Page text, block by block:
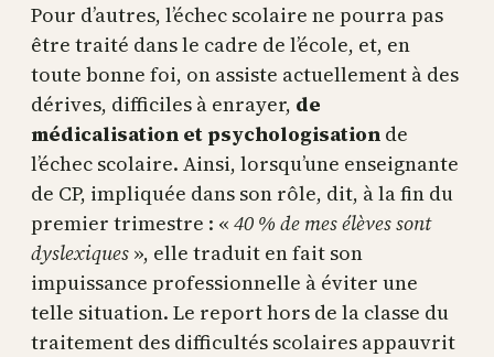
Pour d’autres, l’échec scolaire ne pourra pas
être traité dans le cadre de l’école, et, en
toute bonne foi, on assiste actuellement à des
dérives, difficiles à enrayer, de
médicalisation et psychologisation de
l’échec scolaire. Ainsi, lorsqu’une enseignante
de CP, impliquée dans son rôle, dit, à la fin du
premier trimestre : « 40 % de mes élèves sont
dyslexiques », elle traduit en fait son
impuissance professionnelle à éviter une
telle situation. Le report hors de la classe du
traitement des difficultés scolaires appauvrit